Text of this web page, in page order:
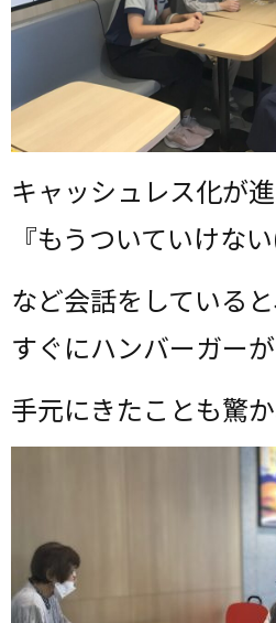
キャッシュレス化が進
『もうついていけな
など会話をしている
すぐにハンバーガーが
手元にきたことも驚